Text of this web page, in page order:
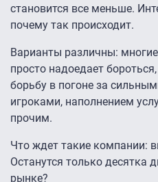
становится все меньше.
почему так происходит.
Варианты различны:
просто надоедает
борьбу в погоне за
игроками, наполнением
прочим.
Что ждет такие компании:
Останутся только десятка
рынке?